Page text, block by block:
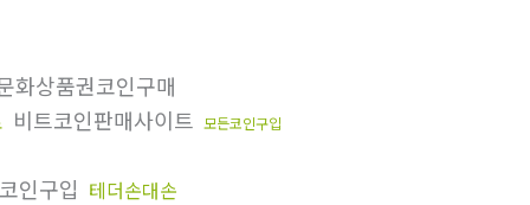
화상품권코인구매
비트코인판매사이트 모든코인구입
인구입 테더손대손